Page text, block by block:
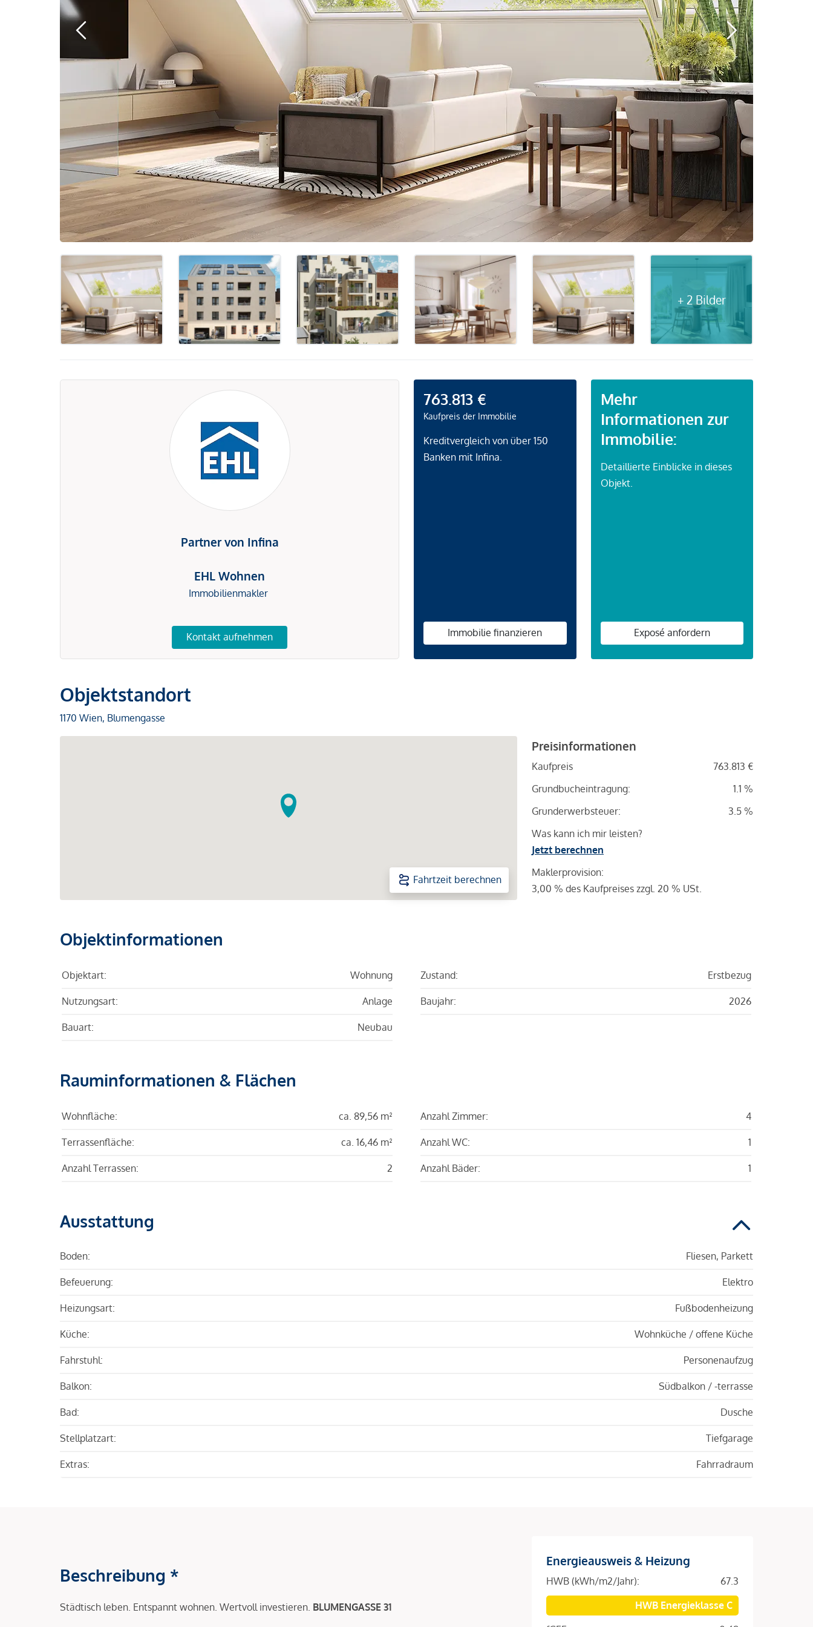
+ 2 Bilder
Partner von Infina
EHL Wohnen
Immobilienmakler
Kontakt aufnehmen
763.813 €
Kaufpreis der Immobilie
Kreditvergleich von über 150
Banken mit Infina.
Immobilie finanzieren
Mehr
Informationen zur
Immobilie:
Detaillierte Einblicke in dieses
Objekt.
Exposé anfordern
Objektstandort
1170 Wien, Blumengasse
Fahrtzeit berechnen
Preisinformationen
Kaufpreis
763.813 €
Grundbucheintragung:
1.1 %
Grunderwerbsteuer:
3.5 %
Was kann ich mir leisten?
Jetzt berechnen
Maklerprovision:
3,00 % des Kaufpreises zzgl. 20 % USt.
Objektinformationen
Objektart: Wohnung
Nutzungsart: Anlage
Bauart: Neubau
Zustand: Erstbezug
Baujahr: 2026
Rauminformationen & Flächen
Wohnfläche: ca. 89,56 m²
Terrassenfläche: ca. 16,46 m²
Anzahl Terrassen: 2
Anzahl Zimmer: 4
Anzahl WC: 1
Anzahl Bäder: 1
Ausstattung
Boden: Fliesen, Parkett
Befeuerung: Elektro
Heizungsart: Fußbodenheizung
Küche: Wohnküche / offene Küche
Fahrstuhl: Personenaufzug
Balkon: Südbalkon / -terrasse
Bad: Dusche
Stellplatzart: Tiefgarage
Extras: Fahrradraum
Beschreibung *
Städtisch leben. Entspannt wohnen. Wertvoll investieren. BLUMENGASSE 31
Energieausweis & Heizung
HWB (kWh/m2/Jahr):
67.3
HWB Energieklasse C